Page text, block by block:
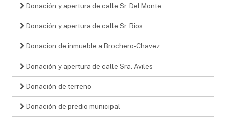
Donación y apertura de calle Sr. Del Monte
Donación y apertura de calle Sr. Rios
Donacion de inmueble a Brochero-Chavez
Donación y apertura de calle Sra. Aviles
Donación de terreno
Donación de predio municipal